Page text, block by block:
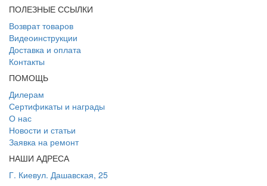
ПОЛЕЗНЫЕ ССЫЛКИ
Возврат товаров
Видеоинструкции
Доставка и оплата
Контакты
ПОМОЩЬ
Дилерам
Сертификаты и награды
О нас
Новости и статьи
Заявка на ремонт
НАШИ АДРЕСА
Г. Киевул. Дашавская, 25